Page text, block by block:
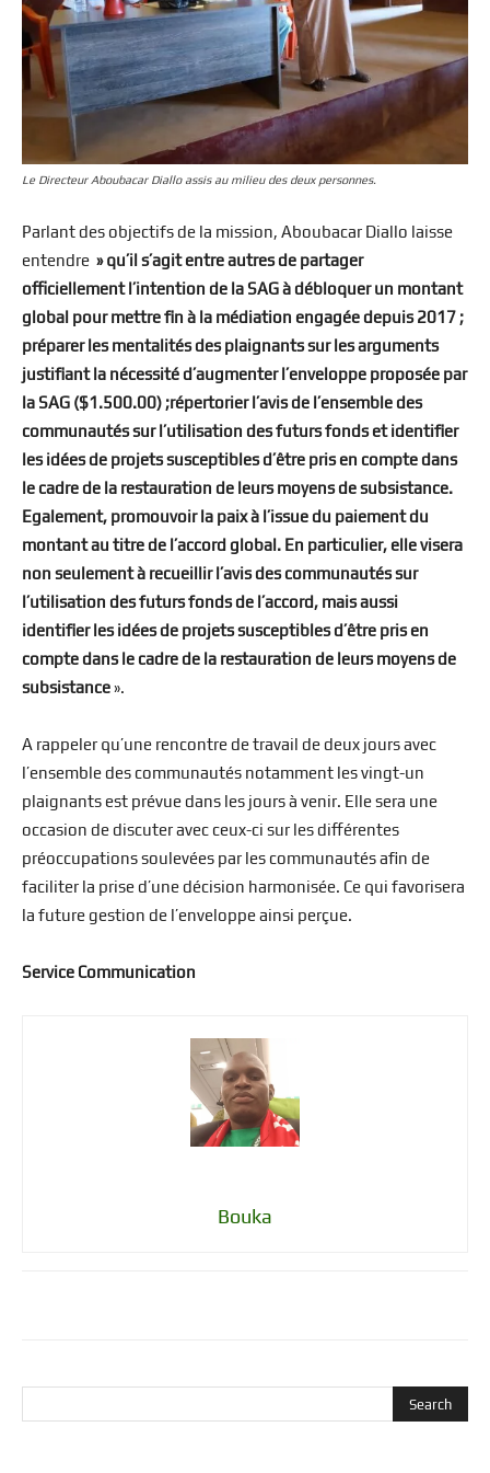
Le Directeur Aboubacar Diallo assis au milieu des deux personnes.
Parlant des objectifs de la mission, Aboubacar Diallo laisse
entendre » qu’il s’agit entre autres de partager
officiellement l’intention de la SAG à débloquer un montant
global pour mettre fin à la médiation engagée depuis 2017 ;
préparer les mentalités des plaignants sur les arguments
justifiant la nécessité d’augmenter l’enveloppe proposée par
la SAG ($1.500.00) ;répertorier l’avis de l’ensemble des
communautés sur l’utilisation des futurs fonds et identifier
les idées de projets susceptibles d’être pris en compte dans
le cadre de la restauration de leurs moyens de subsistance.
Egalement, promouvoir la paix à l’issue du paiement du
montant au titre de l’accord global. En particulier, elle visera
non seulement à recueillir l’avis des communautés sur
l’utilisation des futurs fonds de l’accord, mais aussi
identifier les idées de projets susceptibles d’être pris en
compte dans le cadre de la restauration de leurs moyens de
subsistance».
A rappeler qu’une rencontre de travail de deux jours avec
l’ensemble des communautés notamment les vingt-un
plaignants est prévue dans les jours à venir. Elle sera une
occasion de discuter avec ceux-ci sur les différentes
préoccupations soulevées par les communautés afin de
faciliter la prise d’une décision harmonisée. Ce qui favorisera
la future gestion de l’enveloppe ainsi perçue.
Service Communication
Bouka